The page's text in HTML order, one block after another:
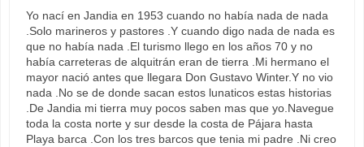
Yo nací en Jandia en 1953 cuando no había nada de nada
.Solo marineros y pastores .Y cuando digo nada de nada es
que no había nada .El turismo llego en los años 70 y no
había carreteras de alquitrán eran de tierra .Mi hermano el
mayor nació antes que llegara Don Gustavo Winter.Y no vio
nada .No se de donde sacan estos lunaticos estas historias
.De Jandia mi tierra muy pocos saben mas que yo.Navegue
toda la costa norte y sur desde la costa de Pájara hasta
Playa barca .Con los tres barcos que tenia mi padre .Ni creo